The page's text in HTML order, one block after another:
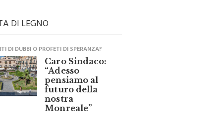
DI LEGNO
DI DUBBI O PROFETI DI SPERANZA?
Caro Sindaco:
“Adesso
pensiamo al
futuro della
nostra
Monreale”